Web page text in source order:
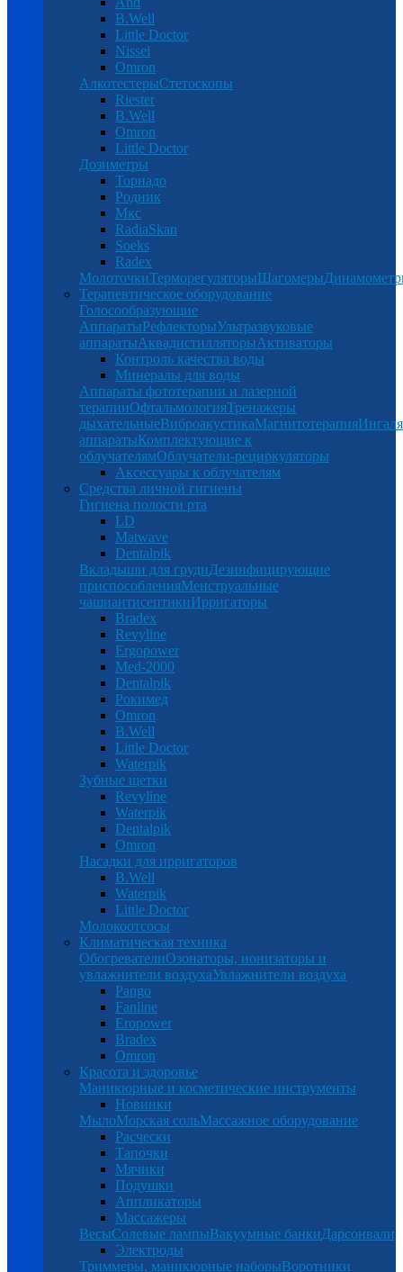
B.Well
Little Doctor
Nissei
Omron
АлкотестерыСтетоскопы
Riester
B.Well
Omron
Little Doctor
Дозиметры
Торнадо
Родник
Мкс
RadiaSkan
Soeks
Radex
МолоточкиТерморегуляторыШагомеры
Терапевтическое оборудование
Голосообразующие
АппаратыРефлекторыУльтразвуковые
аппаратыАквадистилляторыАктиваторы
Контроль качества воды
Минералы для воды
Аппараты фототерапии и лазерной
терапииОфтальмологияТренажеры
дыхательныеВиброакустикаМагнитотерапия
аппаратыКомплектующие к
облучателямОблучатели-рециркуляторы
Аксессуары к облучателям
Средства личной гигиены
Гигиена полости рта
LD
Matwave
Dentalpik
Вкладыши для грудиДезинфицирующие
приспособленияМенструальные
чашиантисептикиИрригаторы
Bradex
Revyline
Ergopower
Med-2000
Dentalpik
Рокимед
Omron
B.Well
Little Doctor
Waterpik
Зубные щетки
Revyline
Waterpik
Dentalpik
Omron
Насадки для ирригаторов
B.Well
Waterpik
Little Doctor
Молокоотсосы
Климатическая техника
ОбогревателиОзонаторы, ионизаторы и
увлажнители воздухаУвлажнители воздуха
Pango
Fanline
Eropower
Bradex
Omron
Красота и здоровье
Маникюрные и косметические инструменты
Новинки
МылоМорская сольМассажное оборудование
Расчески
Тапочки
Мячики
Подушки
Аппликаторы
Массажеры
ВесыСолевые лампыВакуумные банкиДарсонвали
Электроды
Триммеры, маникюрные наборыВоротники